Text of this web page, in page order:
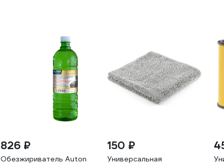
826 ₽
Обезжириватель Auton
150 ₽
Универсальная